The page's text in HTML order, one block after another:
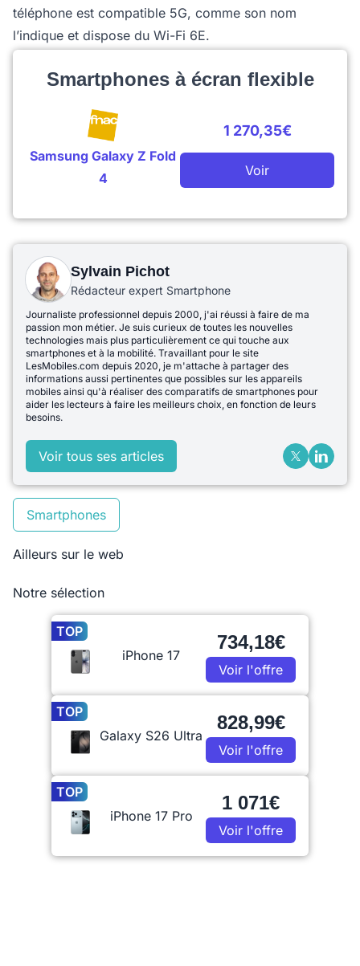
téléphone est compatible 5G, comme son nom
l’indique et dispose du Wi-Fi 6E.
Smartphones à écran flexible
Samsung Galaxy Z Fold
4
1 270,35€
Voir
Sylvain Pichot
Rédacteur expert Smartphone
Journaliste professionnel depuis 2000, j'ai réussi à faire de ma
passion mon métier. Je suis curieux de toutes les nouvelles
technologies mais plus particulièrement ce qui touche aux
smartphones et à la mobilité. Travaillant pour le site
LesMobiles.com depuis 2020, je m'attache à partager des
informations aussi pertinentes que possibles sur les appareils
mobiles ainsi qu'à réaliser des comparatifs de smartphones pour
aider les lecteurs à faire les meilleurs choix, en fonction de leurs
besoins.
Voir tous ses articles
Smartphones
Ailleurs sur le web
Notre sélection
TOP
iPhone 17
734,18€
Voir l'offre
TOP
Galaxy S26 Ultra
828,99€
Voir l'offre
TOP
iPhone 17 Pro
1 071€
Voir l'offre